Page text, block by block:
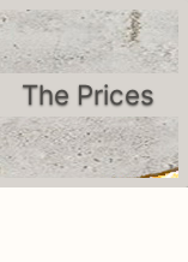
The Prices